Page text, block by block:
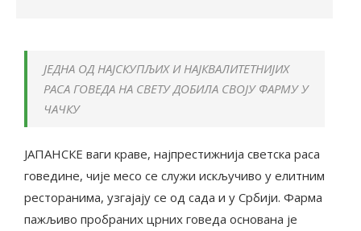
ЈЕДНА ОД НАЈСКУПЉИХ И НАЈКВАЛИТЕТНИЈИХ
РАСА ГОВЕДА НА СВЕТУ ДОБИЛА СВОЈУ ФАРМУ У
ЧАЧКУ
ЈАПАНСКЕ ваги краве, најпрестижнија светска раса
говедине, чије месо се служи искључиво у елитним
ресторанима, узгајају се од сада и у Србији. Фарма
пажљиво пробраних црних говеда основана је